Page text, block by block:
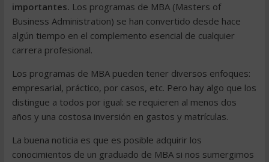
importantes. Los programas de MBA (Masters of
Business Administration) se han convertido desde hace
algún tiempo en el complemento esencial de cualquier
carrera profesional.
Los programas de MBA pueden tener diversos enfoques:
empresarial, práctico, por casos, etc. Pero hay algo que los
distingue a todos por igual: se requieren al menos dos
años y una costosa inversión en gastos y matrículas.
La buena noticia es que es posible adquirir los
conocimientos de un graduado de MBA si nos sumergimos